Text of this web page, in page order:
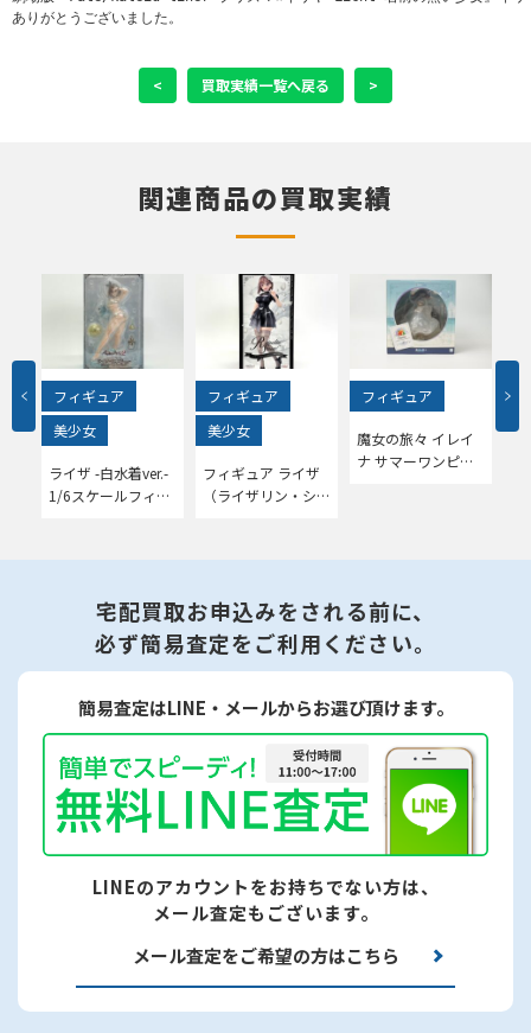
ありがとうございました。
< 買取実績一覧へ戻る >
関連商品の買取実績
フィギュア
美少女
ライザ -白水着ver.-
1/6スケールフィギ
フィギュア
美少女
フィギュア ライザ
（ライザリン・シュ
フィギュア
魔女の旅々 イレイ
ナ サマーワンピー
ゾ
宅配買取お申込みをされる前に、
必ず簡易査定をご利用ください。
簡易査定はLINE・メールからお選び頂けます。
LINEのアカウントをお持ちでない方は、
メール査定もございます。
メール査定をご希望の方はこちら